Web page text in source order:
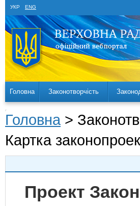
УКР ENG
Головна Законотворчість
Головна >
Картка
Проект